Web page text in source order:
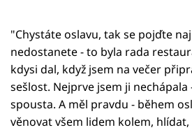
"Chystáte oslavu, tak se pojďte
nedostanete - to byla rada
kdysi dal, když jsem na večer
sešlost. Nejprve jsem ji
spousta. A měl pravdu - během
věnovat všem lidem kolem,